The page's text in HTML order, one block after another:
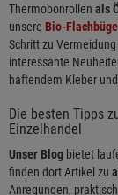
Thermobonrollen als
unsere Bio-
Schritt zu
interessante
haftendem Kleber und
Die besten Tipps
Einzelhandel
Unser Blog bietet
finden dort Artikel zu
Anregungen,